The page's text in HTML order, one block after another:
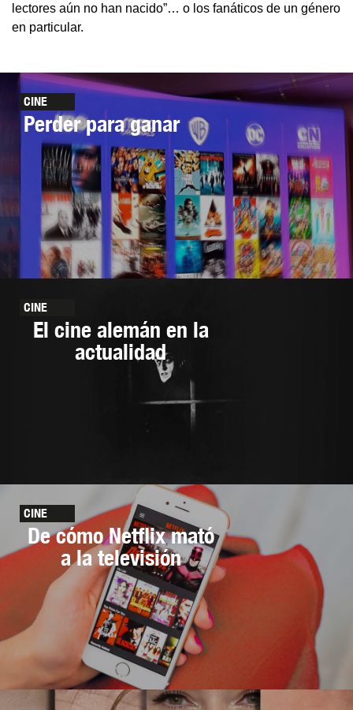
lectores aún no han nacido”… o los fanáticos de un género
en particular.
CINE
Perder para ganar
CINE
El cine alemán en la
actualidad
CINE
De cómo Netflix mató
a la televisión